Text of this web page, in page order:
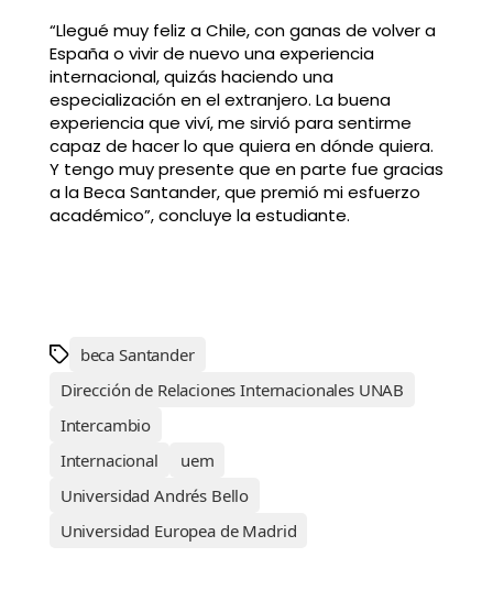
“Llegué muy feliz a Chile, con ganas de volver a
España o vivir de nuevo una experiencia
internacional, quizás haciendo una
especialización en el extranjero. La buena
experiencia que viví, me sirvió para sentirme
capaz de hacer lo que quiera en dónde quiera.
Y tengo muy presente que en parte fue gracias
a la Beca Santander, que premió mi esfuerzo
académico”, concluye la estudiante.
beca Santander
Dirección de Relaciones Internacionales UNAB
Intercambio
Internacional
uem
Universidad Andrés Bello
Universidad Europea de Madrid